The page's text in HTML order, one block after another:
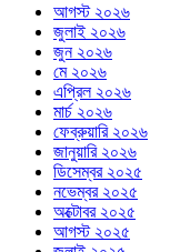
আগস্ট ২০২৬
জুলাই ২০২৬
জুন ২০২৬
মে ২০২৬
এপ্রিল ২০২৬
মার্চ ২০২৬
ফেব্রুয়ারি ২০২৬
জানুয়ারি ২০২৬
ডিসেম্বর ২০২৫
নভেম্বর ২০২৫
অক্টোবর ২০২৫
আগস্ট ২০২৫